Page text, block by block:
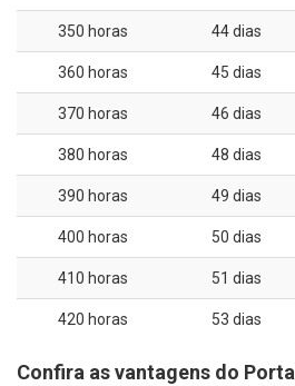
350 horas 44 dias
360 horas 45 dias
370 horas 46 dias
380 horas 48 dias
390 horas 49 dias
400 horas 50 dias
410 horas 51 dias
420 horas 53 dias
Confira as vantagens do Portal